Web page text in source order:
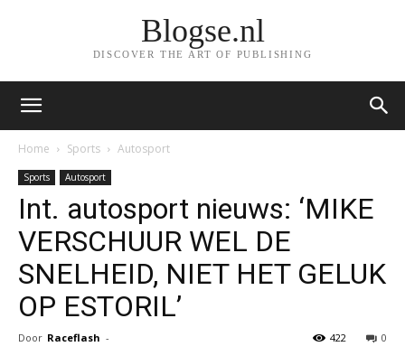
Blogse.nl
DISCOVER THE ART OF PUBLISHING
Home Sports Autosport
Sports Autosport
Int. autosport nieuws: ‘MIKE
VERSCHUUR WEL DE
SNELHEID, NIET HET GELUK
OP ESTORIL’
Door Raceflash - 0
422